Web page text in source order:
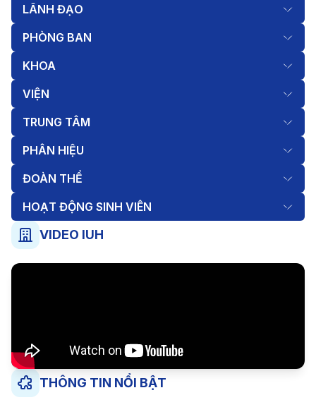
LÃNH ĐẠO
PHÒNG BAN
KHOA
VIỆN
TRUNG TÂM
PHÂN HIỆU
ĐOÀN THỂ
HOẠT ĐỘNG SINH VIÊN
VIDEO IUH
THÔNG TIN NỔI BẬT